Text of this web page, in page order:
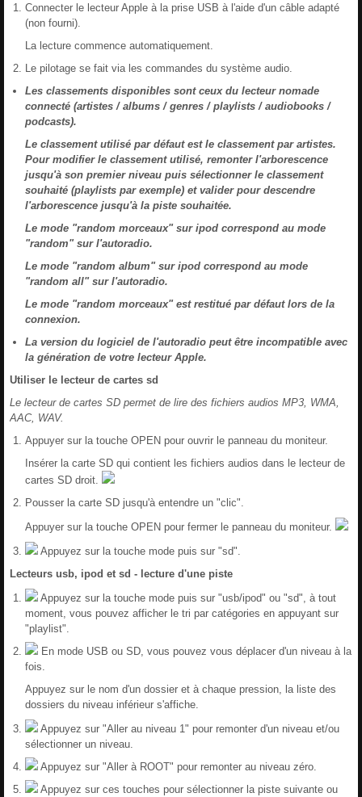
Connecter le lecteur Apple à la prise USB à l'aide d'un câble adapté
(non fourni).
La lecture commence automatiquement.
Le pilotage se fait via les commandes du système audio.
Les classements disponibles sont ceux du lecteur nomade
connecté (artistes / albums / genres / playlists / audiobooks /
podcasts).
Le classement utilisé par défaut est le classement par artistes.
Pour modifier le classement utilisé, remonter l'arborescence
jusqu'à son premier niveau puis sélectionner le classement
souhaité (playlists par exemple) et valider pour descendre
l'arborescence jusqu'à la piste souhaitée.
Le mode "random morceaux" sur ipod correspond au mode
"random" sur l'autoradio.
Le mode "random album" sur ipod correspond au mode
"random all" sur l'autoradio.
Le mode "random morceaux" est restitué par défaut lors de la
connexion.
La version du logiciel de l'autoradio peut être incompatible avec
la génération de votre lecteur Apple.
Utiliser le lecteur de cartes sd
Le lecteur de cartes SD permet de lire des fichiers audios MP3, WMA,
AAC, WAV.
Appuyer sur la touche OPEN pour ouvrir le panneau du moniteur.
Insérer la carte SD qui contient les fichiers audios dans le lecteur de
cartes SD droit.
Pousser la carte SD jusqu'à entendre un "clic".
Appuyer sur la touche OPEN pour fermer le panneau du moniteur.
Appuyez sur la touche mode puis sur "sd".
Lecteurs usb, ipod et sd - lecture d'une piste
Appuyez sur la touche mode puis sur "usb/ipod" ou "sd", à tout
moment, vous pouvez afficher le tri par catégories en appuyant sur
"playlist".
En mode USB ou SD, vous pouvez vous déplacer d'un niveau à la
fois.
Appuyez sur le nom d'un dossier et à chaque pression, la liste des
dossiers du niveau inférieur s'affiche.
Appuyez sur "Aller au niveau 1" pour remonter d'un niveau et/ou
sélectionner un niveau.
Appuyez sur "Aller à ROOT" pour remonter au niveau zéro.
Appuyez sur ces touches pour sélectionner la piste suivante ou